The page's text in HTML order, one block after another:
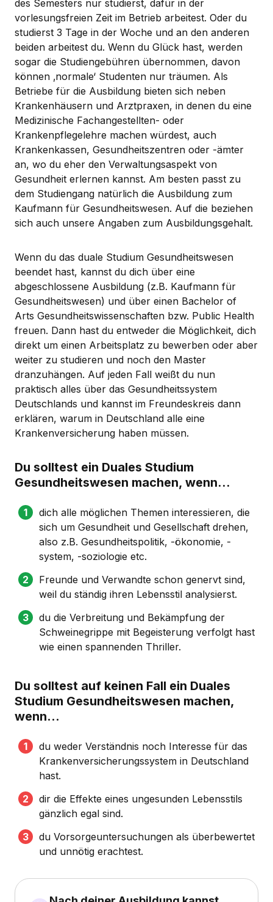
des Semesters nur studierst, dafür in der
vorlesungsfreien Zeit im Betrieb arbeitest. Oder du
studierst 3 Tage in der Woche und an den anderen
beiden arbeitest du. Wenn du Glück hast, werden
sogar die Studiengebühren übernommen, davon
können ‚normale‘ Studenten nur träumen. Als
Betriebe für die Ausbildung bieten sich neben
Krankenhäusern und Arztpraxen, in denen du eine
Medizinische Fachangestellten- oder
Krankenpflegelehre machen würdest, auch
Krankenkassen, Gesundheitszentren oder -ämter
an, wo du eher den Verwaltungsaspekt von
Gesundheit erlernen kannst. Am besten passt zu
dem Studiengang natürlich die Ausbildung zum
Kaufmann für Gesundheitswesen. Auf die beziehen
sich auch unsere Angaben zum Ausbildungsgehalt.
Wenn du das duale Studium Gesundheitswesen
beendet hast, kannst du dich über eine
abgeschlossene Ausbildung (z.B. Kaufmann für
Gesundheitswesen) und über einen Bachelor of
Arts Gesundheitswissenschaften bzw. Public Health
freuen. Dann hast du entweder die Möglichkeit, dich
direkt um einen Arbeitsplatz zu bewerben oder aber
weiter zu studieren und noch den Master
dranzuhängen. Auf jeden Fall weißt du nun
praktisch alles über das Gesundheitssystem
Deutschlands und kannst im Freundeskreis dann
erklären, warum in Deutschland alle eine
Krankenversicherung haben müssen.
Du solltest ein Duales Studium
Gesundheitswesen machen, wenn...
dich alle möglichen Themen interessieren, die
sich um Gesundheit und Gesellschaft drehen,
also z.B. Gesundheitspolitik, -ökonomie, -
system, -soziologie etc.
Freunde und Verwandte schon genervt sind,
weil du ständig ihren Lebensstil analysierst.
du die Verbreitung und Bekämpfung der
Schweinegrippe mit Begeisterung verfolgt hast
wie einen spannenden Thriller.
Du solltest auf keinen Fall ein Duales
Studium Gesundheitswesen machen,
wenn...
du weder Verständnis noch Interesse für das
Krankenversicherungssystem in Deutschland
hast.
dir die Effekte eines ungesunden Lebensstils
gänzlich egal sind.
du Vorsorgeuntersuchungen als überbewertet
und unnötig erachtest.